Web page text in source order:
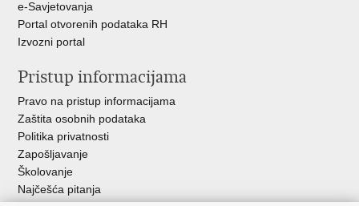
e-Savjetovanja
Portal otvorenih podataka RH
Izvozni portal
Pristup informacijama
Pravo na pristup informacijama
Zaštita osobnih podataka
Politika privatnosti
Zapošljavanje
Školovanje
Najčešća pitanja